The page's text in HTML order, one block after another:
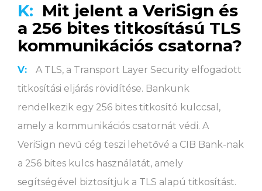
K: Mit jelent a VeriSign és
a 256 bites titkosítású TLS
kommunikációs csatorna?
V:
A TLS, a Transport Layer Security elfogadott
titkosítási eljárás rövidítése. Bankunk
rendelkezik egy 256 bites titkosító kulccsal,
amely a kommunikációs csatornát védi. A
VeriSign nevű cég teszi lehetővé a CIB Bank-nak
a 256 bites kulcs használatát, amely
segítségével biztosítjuk a TLS alapú titkosítást.